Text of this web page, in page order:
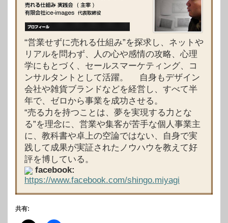
“営業せずに売れる仕組み”を探求し、ネットや
リアルを問わず、人の心や感情の攻略、心理
学にもとづく、セールスマーケティング、コ
ンサルタントとして活躍。 自身もデザイン
会社や雑貨ブランドなどを経営し、すべて半
年で、ゼロから事業を成功させる。
“売る力を持つことは、夢を実現する力とな
る”を理念に、営業や集客が苦手な個人事業主
に、教科書や卓上の空論ではない、自身で実
践して成果が実証されたノウハウを教えて好
評を博している。
facebook:
https://www.facebook.com/shingo.miyagi
共有: